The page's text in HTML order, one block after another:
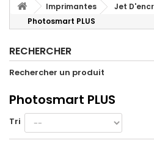
Imprimantes Jet
Photosmart PLUS
RECHERCHER
Rechercher un produit
Photosmart PLUS
Tri